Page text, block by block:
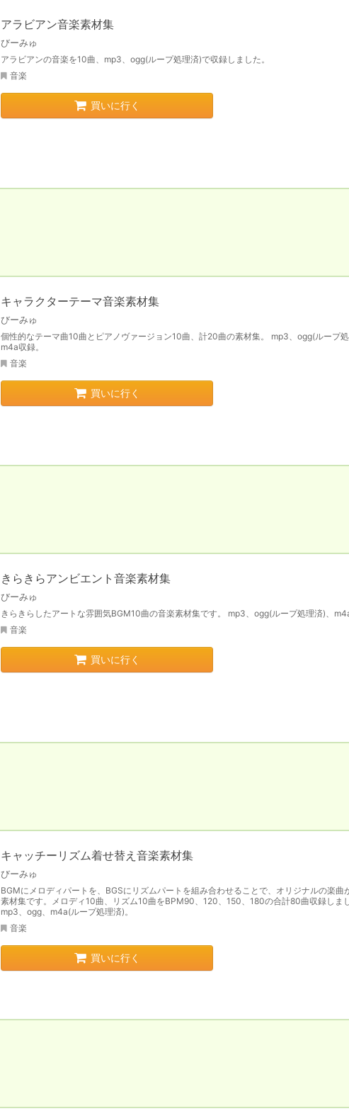
アラビアン音楽素材集
びーみゅ
アラビアンの音楽を10曲、mp3、ogg(ループ処理済)で収録しました。
音楽
買いに行く
キャラクターテーマ音楽素材集
びーみゅ
個性的なテーマ曲10曲とピアノヴァージョン10曲、計20曲の素材集。 mp3、ogg(ループ
m4a収録。
音楽
買いに行く
きらきらアンビエント音楽素材集
びーみゅ
きらきらしたアートな雰囲気BGM10曲の音楽素材集です。 mp3、ogg(ループ処理済)、
音楽
買いに行く
キャッチーリズム着せ替え音楽素材集
びーみゅ
BGMにメロディパートを、BGSにリズムパートを組み合わせることで、オリジナルの楽曲
素材集です。メロディ10曲、リズム10曲をBPM90、120、150、180の合計80曲収録しま
mp3、ogg、m4a(ループ処理済)。
音楽
買いに行く